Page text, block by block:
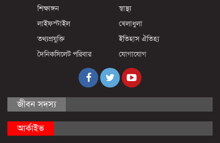
শিক্ষাঙ্গন
স্বাস্থ্য
লাইফস্টাইল
খেলাধুলা
তথ্যপ্রযুক্তি
ইতিহাস ঐতিহ্য
দৈনিকসিলেট পরিবার
যোগাযোগ
জীবন সদস্য
আর্কাইভ